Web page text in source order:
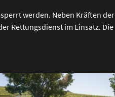
werden. Neben Kräften der
Rettungsdienst im Einsatz. Die